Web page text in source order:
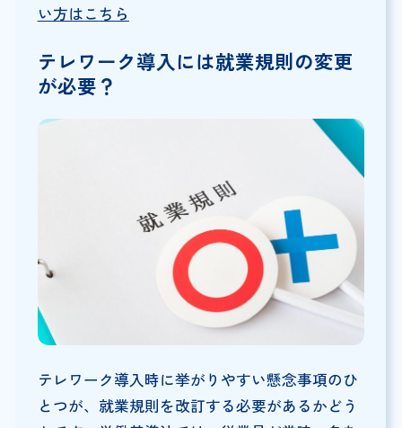
い方はこちら
テレワーク導入には就業規則の変更
が必要？
テレワーク導入時に挙がりやすい懸念事項のひ
とつが、就業規則を改訂する必要があるかどう